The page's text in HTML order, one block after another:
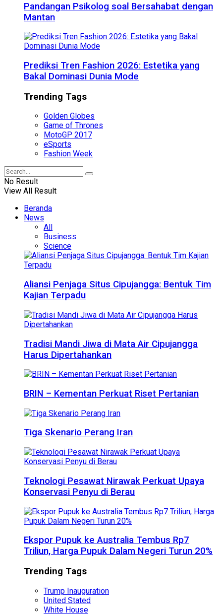
Pandangan Psikolog soal Bersahabat dengan
Mantan
Prediksi Tren Fashion 2026: Estetika yang
Bakal Dominasi Dunia Mode
Trending Tags
Golden Globes
Game of Thrones
MotoGP 2017
eSports
Fashion Week
No Result
View All Result
Beranda
News
All
Business
Science
Aliansi Penjaga Situs Cipujangga: Bentuk Tim
Kajian Terpadu
Tradisi Mandi Jiwa di Mata Air Cipujangga
Harus Dipertahankan
BRIN – Kementan Perkuat Riset Pertanian
Tiga Skenario Perang Iran
Teknologi Pesawat Nirawak Perkuat Upaya
Konservasi Penyu di Berau
Ekspor Pupuk ke Australia Tembus Rp7
Triliun, Harga Pupuk Dalam Negeri Turun 20%
Trending Tags
Trump Inauguration
United Stated
White House